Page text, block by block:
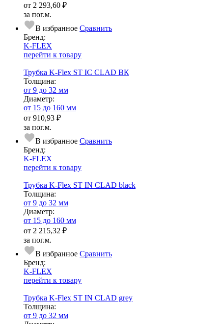
от 2 293,60 ₽
за пог.м.
В избранное Сравнить
Бренд:
K-FLEX
перейти к товару
Трубка K-Flex ST IC CLAD ВК
Тол­щи­на:
от 9 до 32 мм
Диаметр:
от 15 до 160 мм
от 910,93 ₽
за пог.м.
В избранное Сравнить
Бренд:
K-FLEX
перейти к товару
Трубка K-Flex ST IN CLAD black
Тол­щи­на:
от 9 до 32 мм
Диаметр:
от 15 до 160 мм
от 2 215,32 ₽
за пог.м.
В избранное Сравнить
Бренд:
K-FLEX
перейти к товару
Трубка K-Flex ST IN CLAD grey
Тол­щи­на:
от 9 до 32 мм